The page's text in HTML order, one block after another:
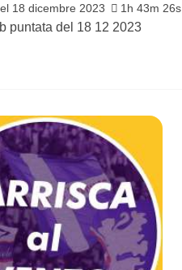
18 dicembre 2023 1h 43m 26s
puntata del 18 12 2023